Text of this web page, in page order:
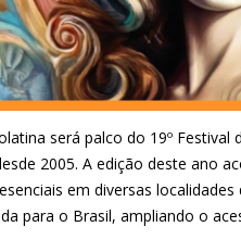
será palco do 19º Festival
2005. A edição deste ano
em diversas localidades
para o Brasil, ampliando o